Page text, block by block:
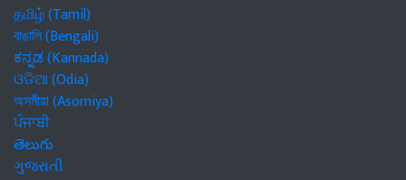
தமிழ் (Tamil)
বাঙালি (Bengali)
ಕನ್ನಡ (Kannada)
ଓଡିଆ (Odia)
অসমীয়া (Asomiya)
ਪੰਜਾਬੀ
తెలుగు
ગુજરાતી